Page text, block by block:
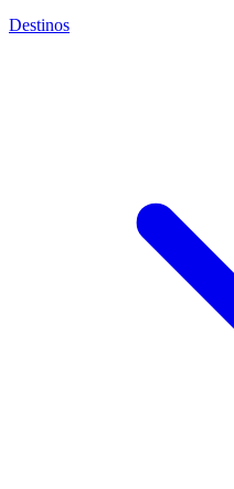
Destinos